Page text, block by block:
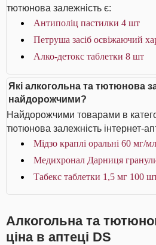
тютюнова залежність є:
Антиполіц пастилки 4 шт
Петруша засіб освіжаючий
Алко-детокс таблетки 8 шт
Які алкогольна та тютюнова
найдорожчими?
Найдорожчими товарами в
тютюнова залежність інтернет-
Мідзо краплі оральні 60 мг/
Медихронал Дарниця
Табекс таблетки 1,5 мг 100
Алкогольна та
ціна в аптеці DS